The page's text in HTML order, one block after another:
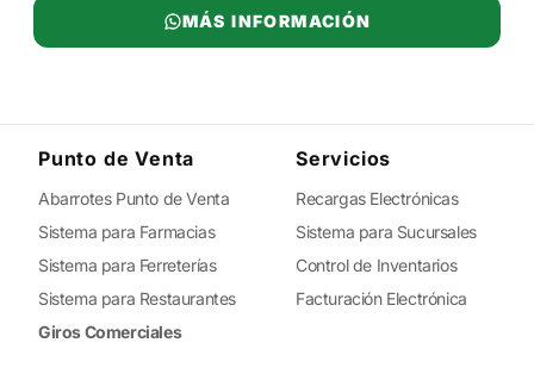
MÁS INFORMACIÓN
Punto de Venta
Abarrotes Punto de Venta
Sistema para Farmacias
Sistema para Ferreterías
Sistema para Restaurantes
Giros Comerciales
Servicios
Recargas Electrónicas
Sistema para Sucursales
Control de Inventarios
Facturación Electrónica